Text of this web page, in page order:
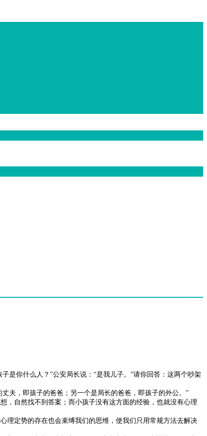
是你什么人？”公安局长说：“是我儿子。”请你回答：这两个吵架
夫，即孩子的爸爸；另一个是局长的爸爸，即孩子的外公。”
，自然找不到答案；而小孩子没有这方面的经验，也就没有心理
理定势的存在也会束缚我们的思维，使我们只用常规方法去解决